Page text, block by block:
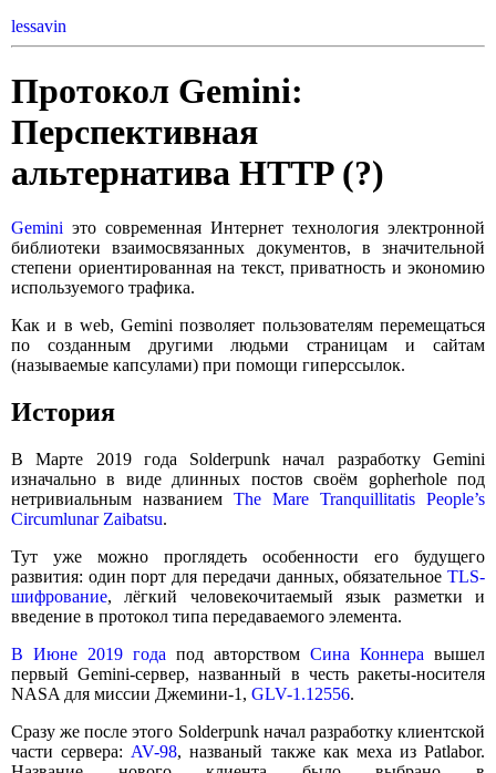
lessavin
Протокол Gemini:
Перспективная
альтернатива HTTP (?)
Gemini это современная Интернет технология электронной
библиотеки взаимосвязанных документов, в значительной
степени ориентированная на текст, приватность и экономию
используемого трафика.
Как и в web, Gemini позволяет пользователям перемещаться
по созданным другими людьми страницам и сайтам
(называемые капсулами) при помощи гиперссылок.
История
В Марте 2019 года Solderpunk начал разработку Gemini
изначально в виде длинных постов своём gopherhole под
нетривиальным названием The Mare Tranquillitatis People’s
Circumlunar Zaibatsu.
Тут уже можно проглядеть особенности его будущего
развития: один порт для передачи данных, обязательное TLS-
шифрование, лёгкий человекочитаемый язык разметки и
введение в протокол типа передаваемого элемента.
В Июне 2019 года под авторством Сина Коннера вышел
первый Gemini-сервер, названный в честь ракеты-носителя
NASA для миссии Джемини-1, GLV-1.12556.
Сразу же после этого Solderpunk начал разработку клиентской
части сервера: AV-98, названый также как меха из Patlabor.